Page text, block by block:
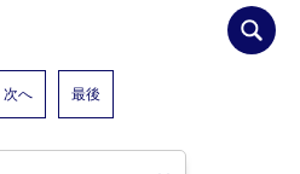
次へ 最後